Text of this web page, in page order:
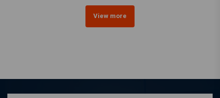
View more